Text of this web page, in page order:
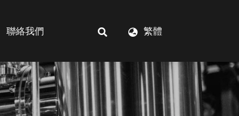
繁體
聯絡我們